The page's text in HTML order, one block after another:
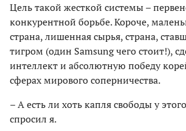
Цель такой жесткой системы –
конкурентной борьбе. Короче,
страна, лишенная сырья, страна,
тигром (один Samsung чего стоит!),
интеллект и абсолютную победу
сферах мирового соперничества.
– А есть ли хоть капля свободы у
cпросил я.